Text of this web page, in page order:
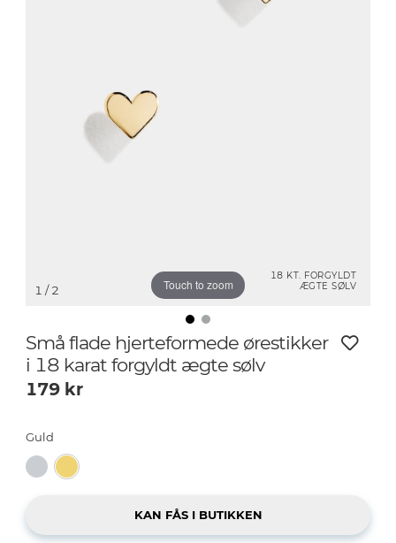
18 KT. FORGYLDT
ÆGTE SØLV
Touch to zoom
1 / 2
Små flade hjerteformede ørestikker
i 18 karat forgyldt ægte sølv
179 kr
Guld